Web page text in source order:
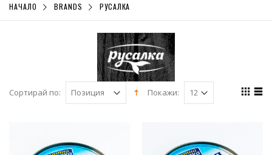
НАЧАЛО BRANDS РУСАЛКА
Сортирай по: Покажи: